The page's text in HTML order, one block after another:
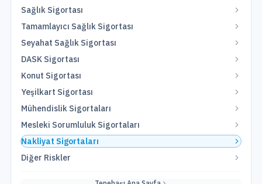
Sağlık Sigortası
Tamamlayıcı Sağlık Sigortası
Seyahat Sağlık Sigortası
DASK Sigortası
Konut Sigortası
Yeşilkart Sigortası
Mühendislik Sigortaları
Mesleki Sorumluluk Sigortaları
Nakliyat Sigortaları
Diğer Riskler